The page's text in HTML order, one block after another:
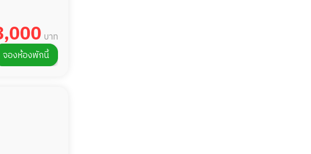
บาท
จองห้องพักนี้